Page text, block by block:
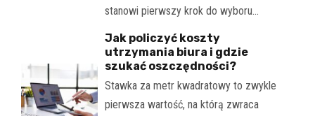
stanowi pierwszy krok do wyboru…
Jak policzyć koszty
utrzymania biura i gdzie
szukać oszczędności?
Stawka za metr kwadratowy to zwykle
pierwsza wartość, na którą zwraca